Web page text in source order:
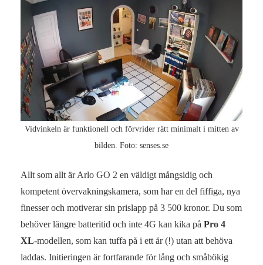
Vidvinkeln är funktionell och förvrider rätt minimalt i mitten av
bilden. Foto: senses.se
Allt som allt är Arlo GO 2 en väldigt mångsidig och
kompetent övervakningskamera, som har en del fiffiga, nya
finesser och motiverar sin prislapp på 3 500 kronor. Du som
behöver längre batteritid och inte 4G kan kika på Pro 4
XL-modellen, som kan tuffa på i ett år (!) utan att behöva
laddas. Initieringen är fortfarande för lång och småbökig